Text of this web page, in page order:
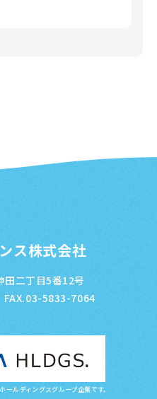
ス株式会社
田二丁目5番12号
5833-7064
ルディングスグループ企業です。